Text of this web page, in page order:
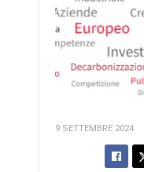
9 SETTEMBRE 2024